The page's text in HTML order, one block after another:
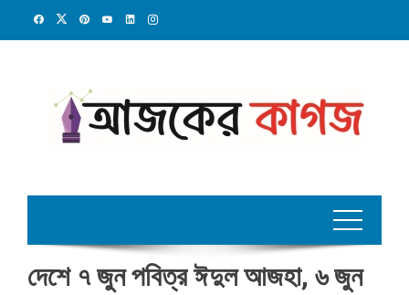
দেশে ৭ জুন পবিত্র ঈদুল আজহা, ৬ জুন